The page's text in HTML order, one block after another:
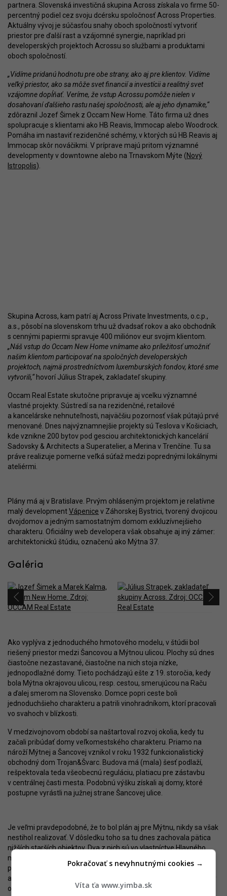
partnera. Slovenská investičná skupina Across získala vo firme 50-
percentný podiel cez svoju dcérsku spoločnosť Across Properties.
Aktuálny vývoj je súčasťou snahy oboch spoločností vytvoriť
priestor pre ďalší rast a vzájomné synergie, napríklad pri
developerských projektoch Acrossu so službami a produktami
oboch spoločností.
„Vidíme pridanú hodnotu pre obe strany, ako aj pre klientov. Vidíme
veľký priestor, ako sa môže svet financií a investícii a realitný svet
vzájomne dopĺňať. Veríme, že vstup Acrossu pomôže nielen v
dosahovaní ďalšieho rastu našej spoločnosti, ale aj jeho dynamike,“
zdôraznil Jozef Šimek z Occam New Home. Táto firma už dnes
spolupracuje s klientami ako HB Reavis, Immocap alebo Woodrock.
Pomáha im nastaviť rezidenčné schémy, v ktorých sú HB Reavis aj
Immocap skôr nováčikmi. V príprave majú pritom významné
developmenty v downtowne alebo na Trnavskom Mýte (Nový
Istropolis).
Skupina Across, kam patrí aj Across Private Investments, o.c.p.,
a.s., pôsobí na slovenskom trhu už dvadsať rokov a ako obchodník
s cennými papiermi spravuje 400 miliónov eur svojim klientom.
„Náš vstup do Occam New Home vnímame ako príležitosť umožniť
našim klientom participovať na spoločných developerských
projektoch, najmä prostredníctvom luxemburských fondov, ktoré sme
vytvorili,“hovorí Július Strapek, zakladateľ skupiny.
Occam Real Estate skutočne pripravuje aj vcelku významné
vlastné projekty. Sústredí sa na rezidenčné, retailové
a kancelárske nehnuteľnosti, najväčšiu pozornosť však pútajú prvé
menované. Dnes najvýznamnejšie projekty sú Teslova v Košiciach,
kde vznikne 200 bytov pod gesciou architektonických kancelárií
Sadovsky & Architects a Superatelier, a Merina v Trenčíne. Tu sa
práve realizuje pomerne veľká súťaž medzi poprednými lokálnymi
ateliérmi.
Plány má aj v Bratislave. Prvým ohláseným projektom je relatívne
malý developmentVápenice v Záhorskej Bystrici, tvorený dvojicou
dvojdomov a jedným samostatným domom exkluzívnejšieho
charakteru. Oficiálny web developera však obsahuje aj iný zámer:
architektonickú štúdiu, označenú ako Mýtna 37.
Galéria
Ako vyplýva z jednoduchého hmotového modelu, v štúdii bol
riešený priestor medzi Šancovou a Mýtnou ulicou. Plochy sú dnes
čiastočne nezastavané, čiastočne na nich stoja nízke,
jednopodlažné domy. Tieto pochádzajú ešte z 19. storočia, kedy
bola Mýtna okrajovou ulicou, resp. cestou, smerujúcou na Raču
a ďalej smerom na Slovensko. Domce popri ceste boli
jednoduchšieho charakteru a patrili vinohradníkom, ktorí pracovali
vo svahoch v blízkosti.
V medzivojnovom období sa naštartoval rozvoj okolia, kedy tu
začali pribúdať domy veľkomestského charakteru. Priamo na
nároží Mýtnej a Šancovej vznikol v roku 1932 funkcionalistický
obchodný dom Trojan&Švarc. Budova má (mala) šesť podlaží,
rešpektovala teda všeobecnú reguláciu, platiacu pre zástavbu
v centrálnej časti mesta. Podobnú výšku získali aj domy, ktoré
postupne vyrástli na južnej strane Šancovej ulice.
Je veľmi pravdepodobné, že to bol plán aj pre Mýtnu, nikdy sa však
nestihol realizovať. V dôsledku toho sa tu dnes zachovala pätica
nižších starších objektov. Dva z nich sú vo vlastníctve Hlavného
mesta, tri ale v nedávnej dobe získala firma SPV Mýtna 37. Táto
patrí práve pod Occam Real Estate, ktorý sa tak dostal k priestoru
až po Šancovú. V cudzom vlastníctve zatiaľ ostáva jednopodlažný
objekt, kde bola predtým pizzeria.
Víta ťa www.yimba.sk
Pokračovať s nevyhnutnými cookies →